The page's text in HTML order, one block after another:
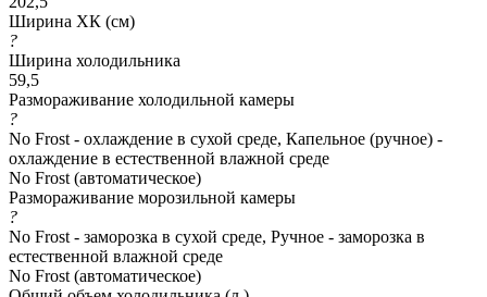
Ширина ХК (см)
?
Ширина холодильника
59,5
Размораживание холодильной камеры
?
No Frost - охлаждение в сухой среде, Капельное (ручное) -
охлаждение в естественной влажной среде
No Frost (автоматическое)
Размораживание морозильной камеры
?
No Frost - заморозка в сухой среде, Ручное - заморозка в
естественной влажной среде
No Frost (автоматическое)